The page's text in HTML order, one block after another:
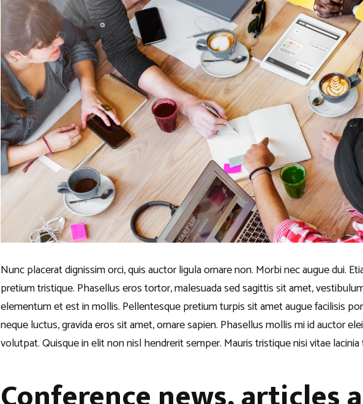
Nunc placerat dignissim orci, quis auctor ligula ornare non. Morbi nec augue dui.
pretium tristique. Phasellus eros tortor, malesuada sed sagittis sit amet,
elementum et est in mollis. Pellentesque pretium turpis sit amet augue facilisis
neque luctus, gravida eros sit amet, ornare sapien. Phasellus mollis mi id auctor
volutpat. Quisque in elit non nisl hendrerit semper. Mauris tristique nisi vitae